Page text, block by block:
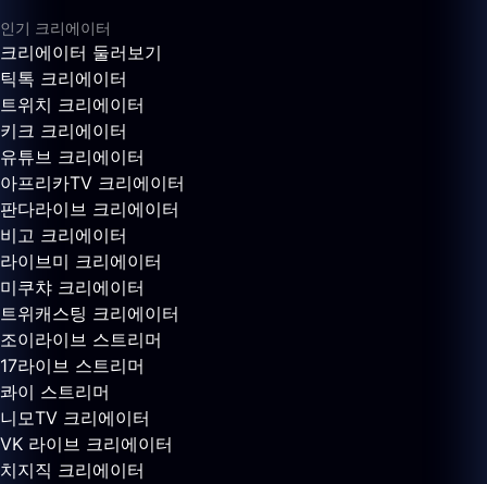
인기 크리에이터
크리에이터 둘러보기
틱톡 크리에이터
트위치 크리에이터
키크 크리에이터
유튜브 크리에이터
아프리카TV 크리에이터
판다라이브 크리에이터
비고 크리에이터
라이브미 크리에이터
미쿠챠 크리에이터
트위캐스팅 크리에이터
조이라이브 스트리머
17라이브 스트리머
콰이 스트리머
니모TV 크리에이터
VK 라이브 크리에이터
치지직 크리에이터